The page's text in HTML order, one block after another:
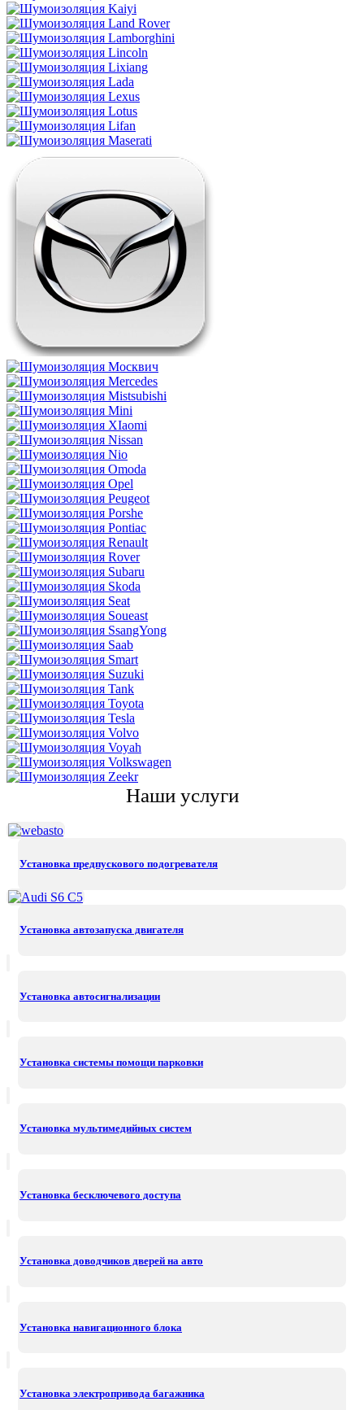
Наши услуги
Установка предпускового подогревателя
Установка автозапуска двигателя
Установка автосигнализации
Установка системы помощи парковки
Установка мультимедийных систем
Установка бесключевого доступа
Установка доводчиков дверей на авто
Установка навигационного блока
Установка электропривода багажника